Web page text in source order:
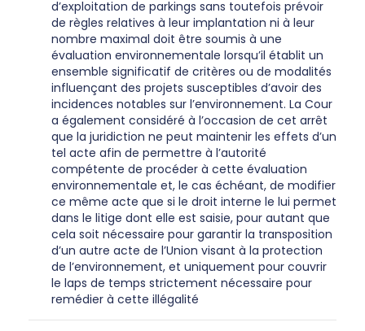
d’exploitation de parkings sans toutefois prévoir
de règles relatives à leur implantation ni à leur
nombre maximal doit être soumis à une
évaluation environnementale lorsqu’il établit un
ensemble significatif de critères ou de modalités
influençant des projets susceptibles d’avoir des
incidences notables sur l’environnement. La Cour
a également considéré à l’occasion de cet arrêt
que la juridiction ne peut maintenir les effets d’un
tel acte afin de permettre à l’autorité
compétente de procéder à cette évaluation
environnementale et, le cas échéant, de modifier
ce même acte que si le droit interne le lui permet
dans le litige dont elle est saisie, pour autant que
cela soit nécessaire pour garantir la transposition
d’un autre acte de l’Union visant à la protection
de l’environnement, et uniquement pour couvrir
le laps de temps strictement nécessaire pour
remédier à cette illégalité